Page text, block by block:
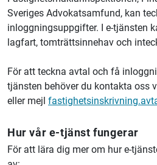
Sveriges Advokatsamfund, kan
inloggningsuppgifter. I e-tjänsten
lagfart, tomträttsinnehav och
För att teckna avtal och få
tjänsten behöver du kontakta oss
eller mejl
Hur vår e-tjänst fungerar
För att lära dig mer om hur e-